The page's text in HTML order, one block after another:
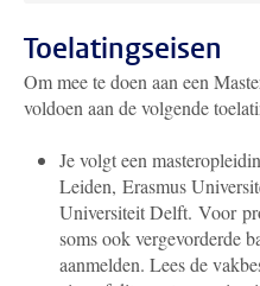
Toelatingseisen
Om mee te doen aan een
voldoen aan de volgende
Je volgt een
Leiden, Erasmus
Universiteit Delft. Voor
soms ook vergevorderde
aanmelden. Lees de